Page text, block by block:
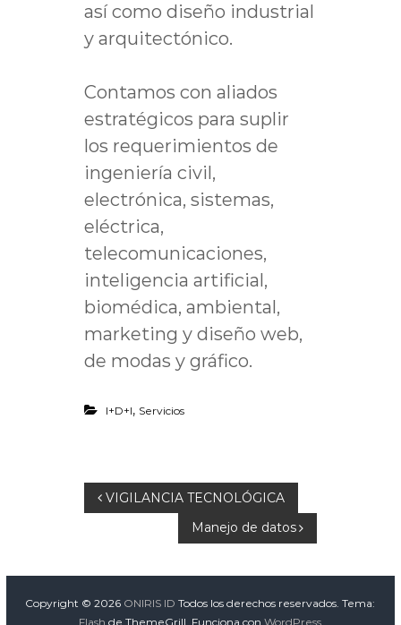
así como diseño industrial
y arquitectónico.
Contamos con aliados
estratégicos para suplir
los requerimientos de
ingeniería civil,
electrónica, sistemas,
eléctrica,
telecomunicaciones,
inteligencia artificial,
biomédica, ambiental,
marketing y diseño web,
de modas y gráfico.
I+D+I, Servicios
N
v
VIGILANCIA TECNOLÓGICA
Manejo de datos
Copyright © 2026 ONIRIS ID Todos los derechos reservados. Tema:
Flash de ThemeGrill. Funciona conWordPress